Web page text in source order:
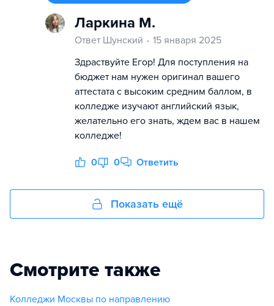
Ларкина М.
Ответ Шунский
15 января 2025
Здраствуйте Егор! Для поступления на
бюджет нам нужен оригинал вашего
аттестата с высоким средним баллом, в
колледже изучают английский язык,
желательно его знать, ждем вас в нашем
колледже!
0 0 Ответить
Показать ещё
Смотрите также
Колледжи Москвы по направлению